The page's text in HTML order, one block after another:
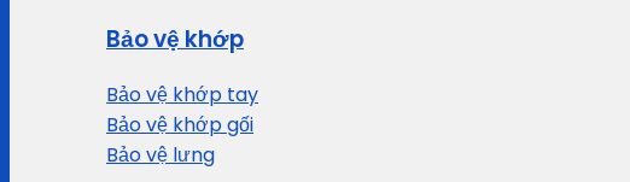
Bảo vệ khớp
Bảo vệ khớp tay
Bảo vệ khớp gối
Bảo vệ lưng